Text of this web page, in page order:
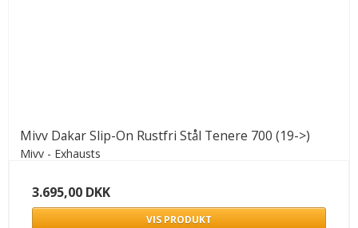
Mivv Dakar Slip-On Rustfri Stål Tenere 700 (19->)
Mivv - Exhausts
3.695,00 DKK
VIS PRODUKT